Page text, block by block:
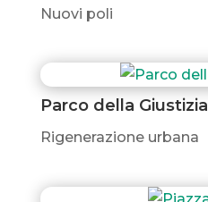
Nuovi poli
Parco della Giustizia
Rigenerazione urbana